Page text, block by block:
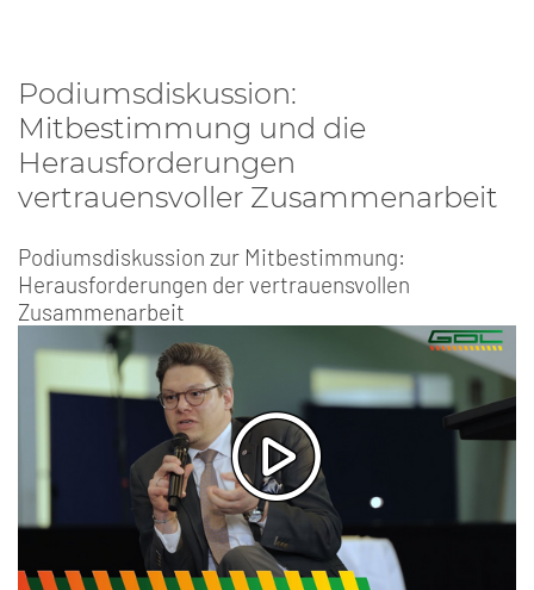
Podiumsdiskussion:
Mitbestimmung und die
Herausforderungen
vertrauensvoller Zusammenarbeit
Podiumsdiskussion zur Mitbestimmung:
Herausforderungen der vertrauensvollen
Zusammenarbeit